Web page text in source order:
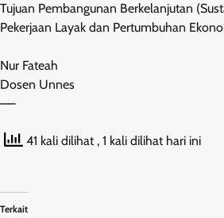
Tujuan Pembangunan Berkelanjutan
Pekerjaan Layak dan Pertumbuhan
Nur Fateah
Dosen Unnes
—–
41 kali dilihat , 1 kali dilihat hari ini
Terkait